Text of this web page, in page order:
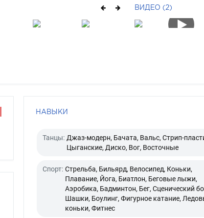
ВИДЕО (2)
НАВЫКИ
Танцы: Джаз-модерн, Бачата, Вальс, Стрип-
Цыганские, Диско, Вог, Восточные
Спорт: Стрельба, Бильярд, Велосипед, Коньки,
Плавание, Йога, Биатлон, Беговые лыжи,
Аэробика, Бадминтон, Бег, Сценический
Шашки, Боулинг, Фигурное катание,
коньки, Фитнес